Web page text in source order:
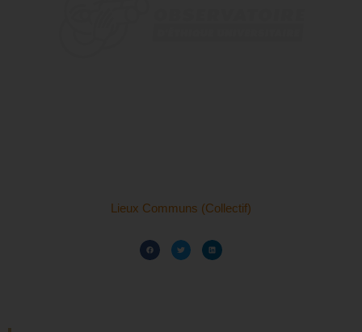
Lieux Communs (Collectif)